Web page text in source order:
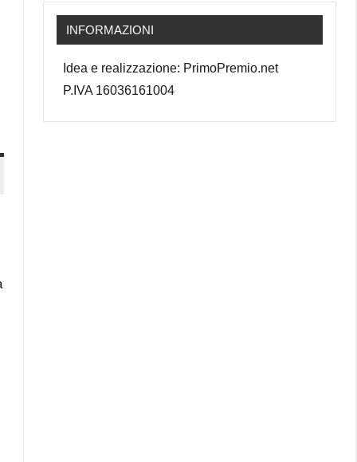
INFORMAZIONI
Idea e realizzazione: PrimoPremio.net
P.IVA 16036161004